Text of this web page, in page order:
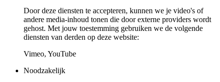
Door deze diensten te accepteren, kunnen we je video's of
andere media-inhoud tonen die door externe providers wordt
gehost. Met jouw toestemming gebruiken we de volgende
diensten van derden op deze website:
Vimeo, YouTube
Noodzakelijk